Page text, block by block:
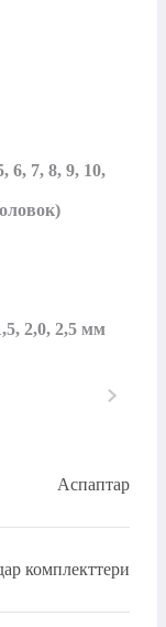
6, 7, 8, 9, 10,
2,0, 2,5 мм
Аспаптар
комплекттери